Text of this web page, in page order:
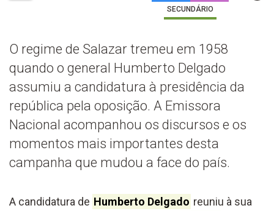
SECUNDÁRIO
O regime de Salazar tremeu em 1958
quando o general Humberto Delgado
assumiu a candidatura à presidência da
república pela oposição. A Emissora
Nacional acompanhou os discursos e os
momentos mais importantes desta
campanha que mudou a face do país.
A candidatura de Humberto Delgado reuniu à sua